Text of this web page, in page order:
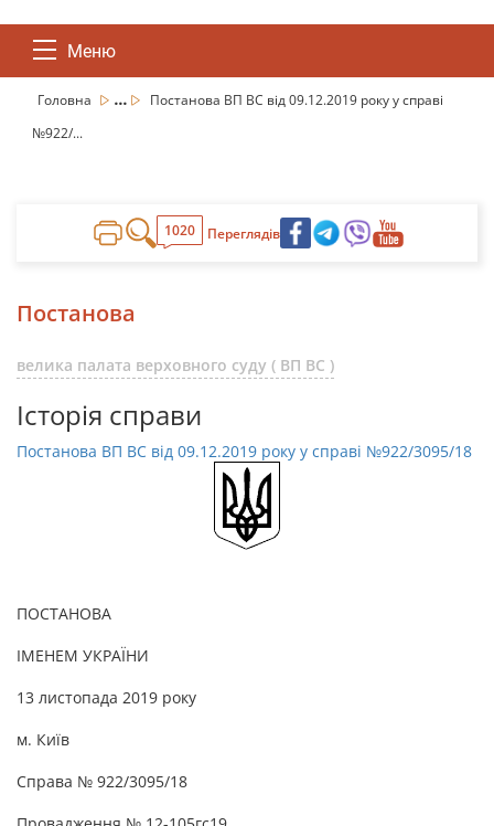
Меню
Головна ...
Постанова ВП ВС від 09.12.2019 року у справі
№922/...
1020 Переглядів
Постанова
велика палата верховного суду ( ВП ВС )
Історія справи
Постанова ВП ВС від 09.12.2019 року у справі №922/3095/18
ПОСТАНОВА
ІМЕНЕМ УКРАЇНИ
13 листопада 2019 року
м. Київ
Справа № 922/3095/18